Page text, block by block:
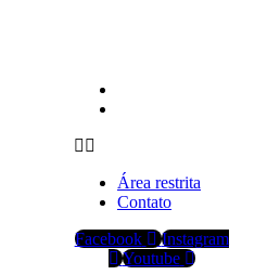
Área restrita
Contato
Facebook
Instagram
Youtube